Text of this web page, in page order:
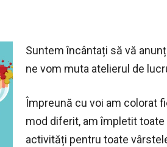
Suntem încântați să vă
ne vom muta atelierul de
Împreună cu voi am colorat
mod diferit, am împletit
activități pentru toate